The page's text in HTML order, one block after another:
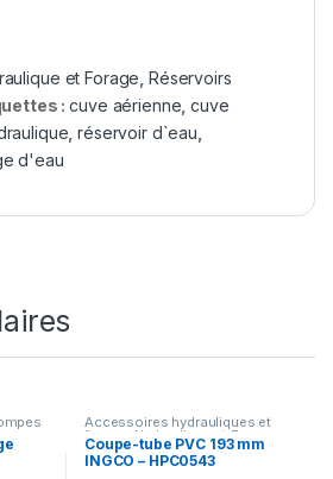
et Forage Réservoirs
:cuve aérienne ,cuve
,réservoir d`eau
d'eau
Accessoires hydrauliques et
forage Hydraulique et Forage
Outillage,Outillage à main,
Outils du plombier,Plomberie
Coupe-tube PVC 193 mm
INGCO – HPC0543